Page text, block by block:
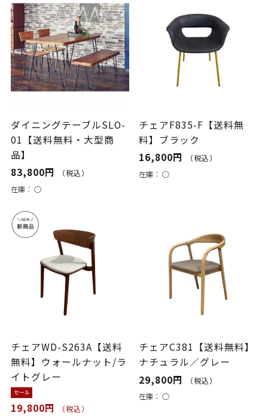
ダイニングテーブルSLO-
01【送料無料・大型商
品】
83,800円
（税込）
在庫： ○
チェアF835-F【送料無
料】ブラック
16,800円
（税込）
在庫：○
チェアWD-S263A【送料
無料】ウォールナット/ラ
イトグレー
セール
19,800円 （税込）
チェアC381【送料無料】
ナチュラル／グレー
29,800円
（税込）
在庫：○